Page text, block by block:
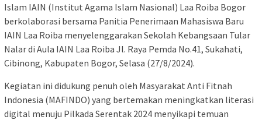
Islam IAIN (Institut Agama Islam Nasional) Laa Roiba Bogor
berkolaborasi bersama Panitia Penerimaan Mahasiswa Baru
IAIN Laa Roiba menyelenggarakan Sekolah Kebangsaan Tular
Nalar di Aula IAIN Laa Roiba Jl. Raya Pemda No.41, Sukahati,
Cibinong, Kabupaten Bogor, Selasa (27/8/2024).
Kegiatan ini didukung penuh oleh Masyarakat Anti Fitnah
Indonesia (MAFINDO) yang bertemakan meningkatkan literasi
digital menuju Pilkada Serentak 2024 menyikapi temuan